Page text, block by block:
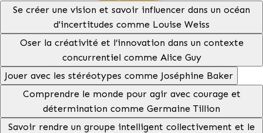
Se créer une vision et savoir influencer dans un océan
d'incertitudes comme Louise Weiss
Oser la créativité et l’innovation dans un contexte
concurrentiel comme Alice Guy
Jouer avec les stéréotypes comme Joséphine Baker
Comprendre le monde pour agir avec courage et
détermination comme Germaine Tillion
Savoir rendre un groupe intelligent collectivement et le